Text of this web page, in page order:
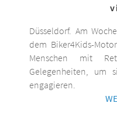
Düsseldorf. Am
dem Biker4Kids-
Menschen mit
Gelegenheiten, um
engagieren.